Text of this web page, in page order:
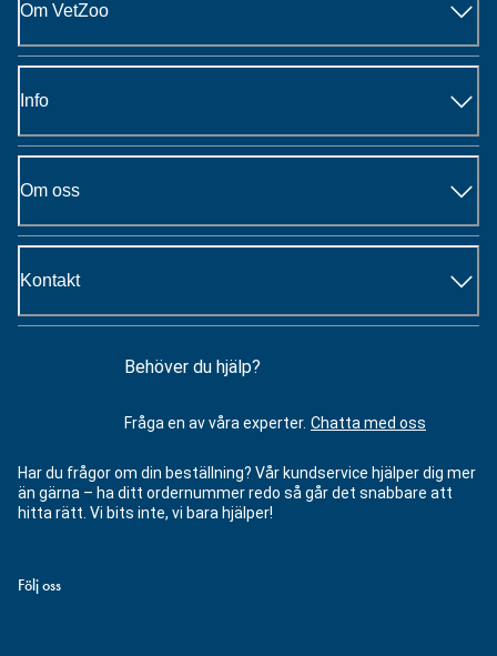
Om VetZoo
Info
Om oss
Kontakt
Behöver du hjälp?
Fråga en av våra experter. Chatta med oss
Har du frågor om din beställning? Vår kundservice hjälper dig mer
än gärna – ha ditt ordernummer redo så går det snabbare att
hitta rätt. Vi bits inte, vi bara hjälper!
Följ oss